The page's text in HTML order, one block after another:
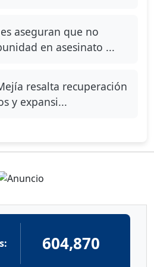
aseguran que no
en asesinato ...
resalta recuperación
y expansi...